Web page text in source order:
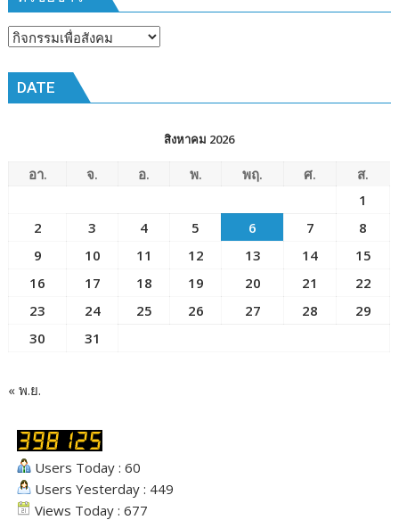
หัวข้อ
DATE
สิงหาคม 2026
อา. จ. อ. พ. พฤ. ศ.
ส.
1
2
3 4 5 6 7
8
9
10 11 12 13 14
15
16
17 18 19 20 21
22
23
24 25 26 27 28
29
30
31
« พ.ย.
Users Today : 60
Users Yesterday : 449
Views Today : 677